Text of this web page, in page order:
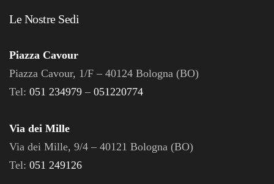
Le Nostre Sedi
Piazza Cavour
Piazza Cavour, 1/F – 40124 Bologna (BO)
Tel: 051 234979 – 051220774
Via dei Mille
Via dei Mille, 9/4 – 40121 Bologna (BO)
Tel: 051 249126